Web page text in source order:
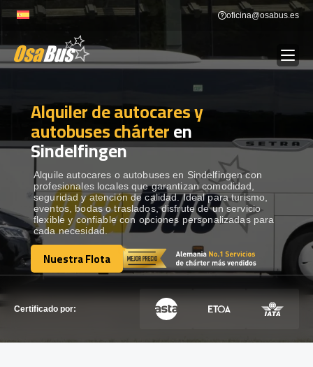
to
oficina@osabus.es
ALQUILER DE AUTOCARES
DESTINOS Show dropdown
RECORRIDAS Show dropdown
FLOTA
Alquiler de autocares y
autobuses chárteren
Sindelfingen
Alquile autocares o autobuses en Sindelfingen con
profesionales locales que garantizan comodidad,
seguridad y atención de calidad. Ideal para turismo,
eventos, bodas o traslados, disfrute de un servicio
flexible y confiable con opciones personalizadas para
cada necesidad.
Nuestra Flota
Nuestra Flota
Certificado por: